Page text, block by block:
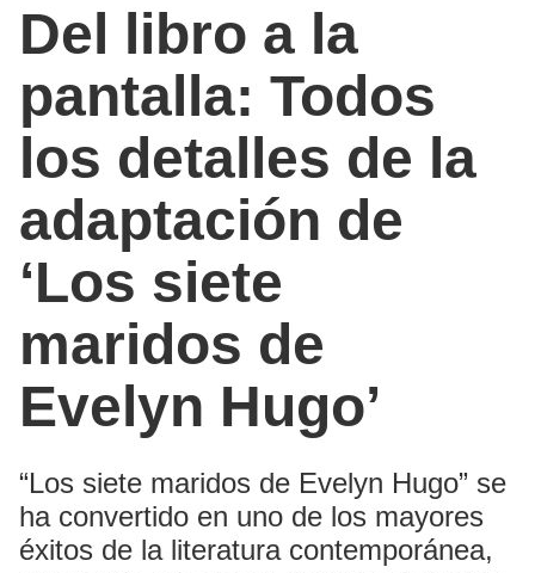
Del libro a la
pantalla: Todos
los detalles de la
adaptación de
‘Los siete
maridos de
Evelyn Hugo’
“Los siete maridos de Evelyn Hugo” se
ha convertido en uno de los mayores
éxitos de la literatura contemporánea,